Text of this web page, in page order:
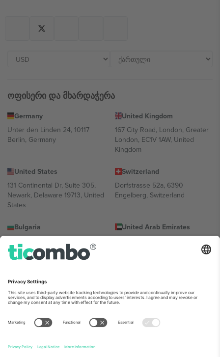
ოფისერი და მხარდაჭერა
Germany
Unter den Linden 24, 10117
Berlin, Germany
United Kingdom
167 City Road, London, Greater
London, EC1V 1AW, United
Kingdom
United States
131 Continental Dr, Suite 305,
Newark, Delaware 19713, United
States
Switzerland
Dorfstrasse 52a, 6390
Engelberg, Switzerland
Bulgaria
Totleben 53-55, 1606 Sofia,
Bulgaria
United Arab Emirates
Building A1, Office 302, Dubai,
Mexico
Av Chapultepec 360, Roma
Norte, Cuauhtémoc, 06700
Ciudad de México, CDMX,
Mexico
პლატფორმის პროვაიდერის იურიდიული პირი იცვლება